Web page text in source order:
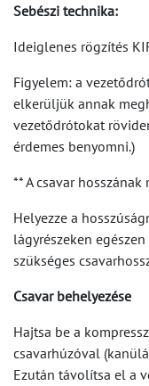
Sebészi technika:
Ideiglenes rögzítés
Figyelem: a
elkerüljük annak
vezetődrótokat
érdemes benyomni.)
** A csavar
Helyezze a
lágyrészeken
szükséges
Csavar behelyezése
Hajtsa be a
csavarhúzóval
Ezután távolítsa el a